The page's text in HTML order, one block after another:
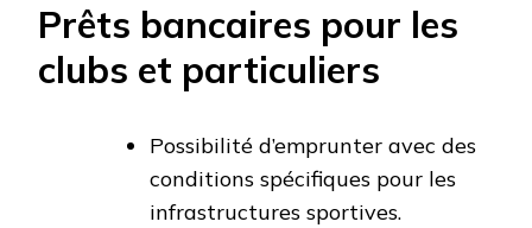
Prêts bancaires pour les
clubs et particuliers
Possibilité d’emprunter avec des
conditions spécifiques pour les
infrastructures sportives.